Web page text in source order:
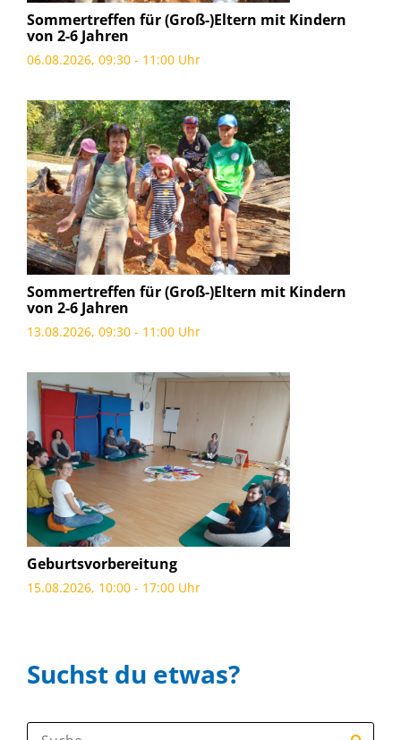
Sommertreffen für (Groß-)Eltern mit Kindern
von 2-6 Jahren
06.08.2026, 09:30 - 11:00 Uhr
Sommertreffen für (Groß-)Eltern mit Kindern
von 2-6 Jahren
13.08.2026, 09:30 - 11:00 Uhr
Geburtsvorbereitung
15.08.2026, 10:00 - 17:00 Uhr
Suchst du etwas?
Suche: